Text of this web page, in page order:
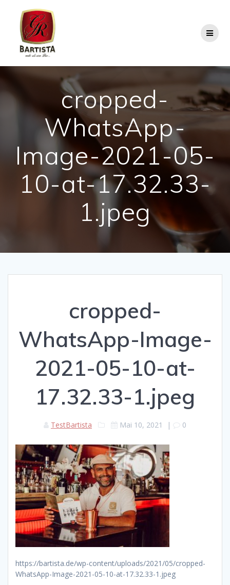
cropped-
WhatsApp-
Image-2021-05-
10-at-17.32.33-
1.jpeg
cropped-
WhatsApp-Image-
2021-05-10-at-
17.32.33-1.jpeg
TestBartista Mai 10, 2021 | 0
https://bartista.de/wp-content/uploads/2021/05/cropped-
WhatsApp-Image-2021-05-10-at-17.32.33-1.jpeg